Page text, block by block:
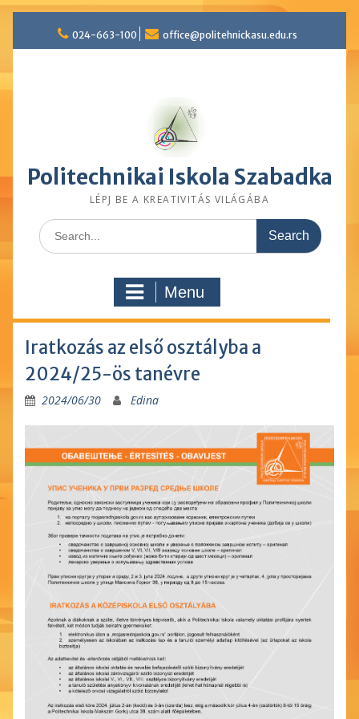
content
024-663-100 office@politehnickasu.edu.rs
Politechnikai Iskola Szabadka
LÉPJ BE A KREATIVITÁS VILÁGÁBA
Search
for:
Menu
Iratkozás az első osztályba a
2024/25-ös tanévre
2024/06/30 Edina